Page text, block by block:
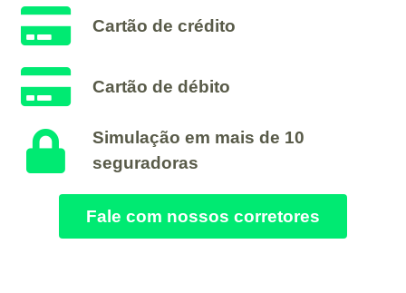
Cartão de crédito
Cartão de débito
Simulação em mais de 10
seguradoras
Fale com nossos corretores